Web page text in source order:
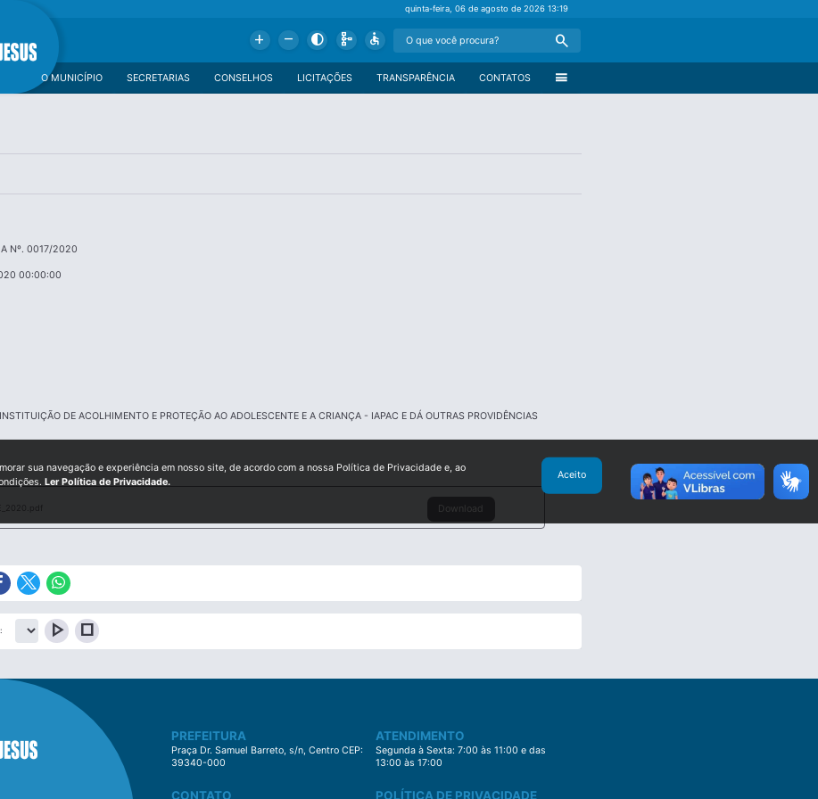
quinta-feira, 06 de agosto de 202613:19
Add Remove Contrast Schema Accessible Search
menu
CONTATOS
TRANSPARÊNCIA
LICITAÇÕES
CONSELHOS
SECRETARIAS
O MUNICÍPIO
Nº. 0017/2020
00:00:00
DE ACOLHIMENTO E PROTEÇÃO AO ADOLESCENTE E A CRIANÇA - IAPAC E DÁ OUTRAS PROVIDÊNCIAS
Download
play_arrow stop
PREFEITURA
Praça Dr. Samuel Barreto, s/n, Centro CEP:
39340-000
ATENDIMENTO
Segunda à Sexta: 7:00 às 11:00 e das
13:00 às 17:00
CONTATO POLÍTICA DE PRIVACIDADE
sua navegação e experiência em nosso site, de acordo com a nossa Política de Privacidade e, ao
Ler Política de Privacidade.
Aceito